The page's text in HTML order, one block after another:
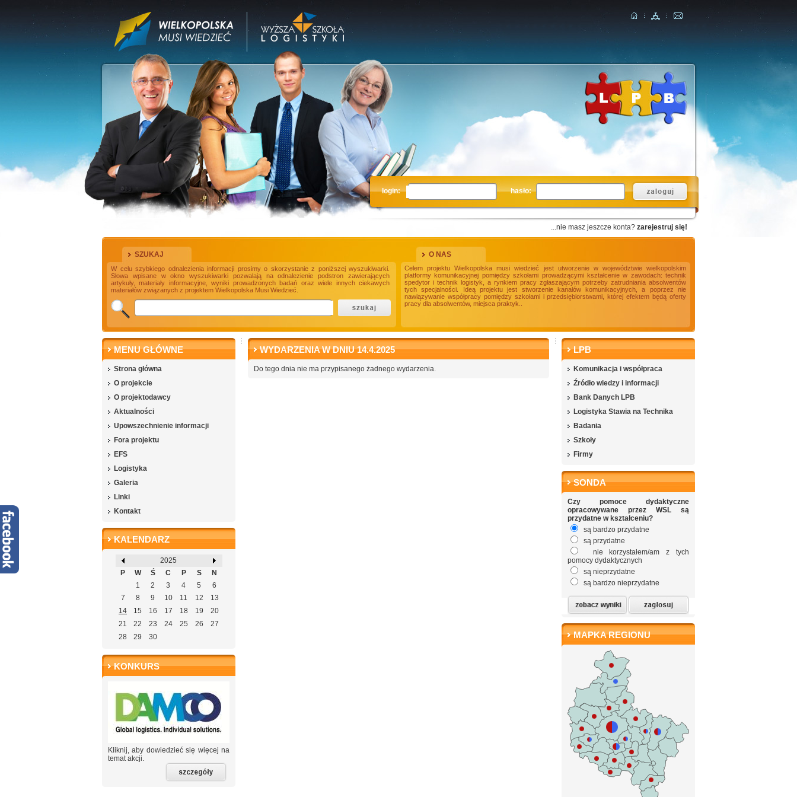
login: hasło:
...nie masz jeszcze konta? zarejestruj się!
SZUKAJ
W celu szybkiego odnalezienia informacji prosimy o skorzystanie z poniższej wyszukiwarki.
Słowa wpisane w okno wyszukiwarki pozwalają na odnalezienie podstron zawierających
artykuły, materiały informacyjne, wyniki prowadzonych badań oraz wiele innych ciekawych
materiałów związanych z projektem Wielkopolska Musi Wiedzieć.
O NAS
Celem projektu Wielkopolska musi wiedzieć jest utworzenie w województwie wielkopolskim
platformy komunikacyjnej pomiędzy szkołami prowadzącymi kształcenie w zawodach: technik
spedytor i technik logistyk, a rynkiem pracy zgłaszającym potrzeby zatrudniania absolwentów
tych specjalności. Ideą projektu jest stworzenie kanałów komunikacyjnych, a poprzez nie
nawiązywanie współpracy pomiędzy szkołami i przedsiębiorstwami, której efektem będą oferty
pracy dla absolwentów, miejsca praktyk..
MENU GŁÓWNE
Strona główna
O projekcie
O projektodawcy
Aktualności
Upowszechnienie informacji
Fora projektu
EFS
Logistyka
Galeria
Linki
Kontakt
KALENDARZ
2025
P
W Ś C P S
N
1
2 3 4 5
6
7
8 9 10 11 12
13
14
15 16 17 18 19
20
21
22 23 24 25 26
27
28
29 30
KONKURS
Kliknij, aby dowiedzieć się więcej na
temat akcji.
WYDARZENIA W DNIU 14.4.2025
Do tego dnia nie ma przypisanego żadnego wydarzenia.
LPB
Komunikacja i współpraca
Źródło wiedzy i informacji
Bank Danych LPB
Logistyka Stawia na Technika
Badania
Szkoły
Firmy
SONDA
Czy pomoce dydaktyczne
opracowywane przez WSL są
przydatne w kształceniu?
są bardzo przydatne
są przydatne
nie korzystałem/am z tych
pomocy dydaktycznych
są nieprzydatne
są bardzo nieprzydatne
MAPKA REGIONU